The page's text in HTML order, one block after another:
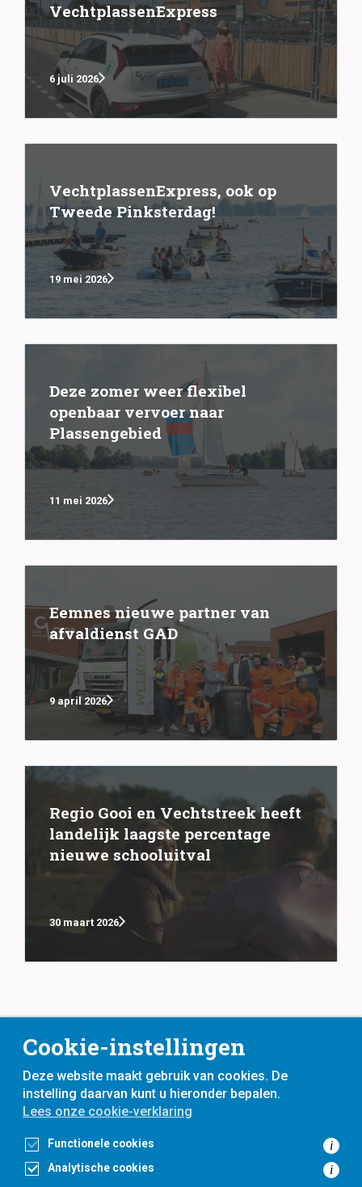
VechtplassenExpress
6 juli 2026
VechtplassenExpress, ook op
Tweede Pinksterdag!
19 mei 2026
Deze zomer weer flexibel
openbaar vervoer naar
Plassengebied
11 mei 2026
Eemnes nieuwe partner van
afvaldienst GAD
9 april 2026
Regio Gooi en Vechtstreek heeft
landelijk laagste percentage
nieuwe schooluitval
30 maart 2026
voor inwoners,metgemeenten
Toegankelijkheidsverklaring
Cookie-instellingen
Deze website maakt gebruik van cookies. De
instelling daarvan kunt u hieronder bepalen.
Lees onze cookie-verklaring
Functionele cookies i
Analytische cookies i